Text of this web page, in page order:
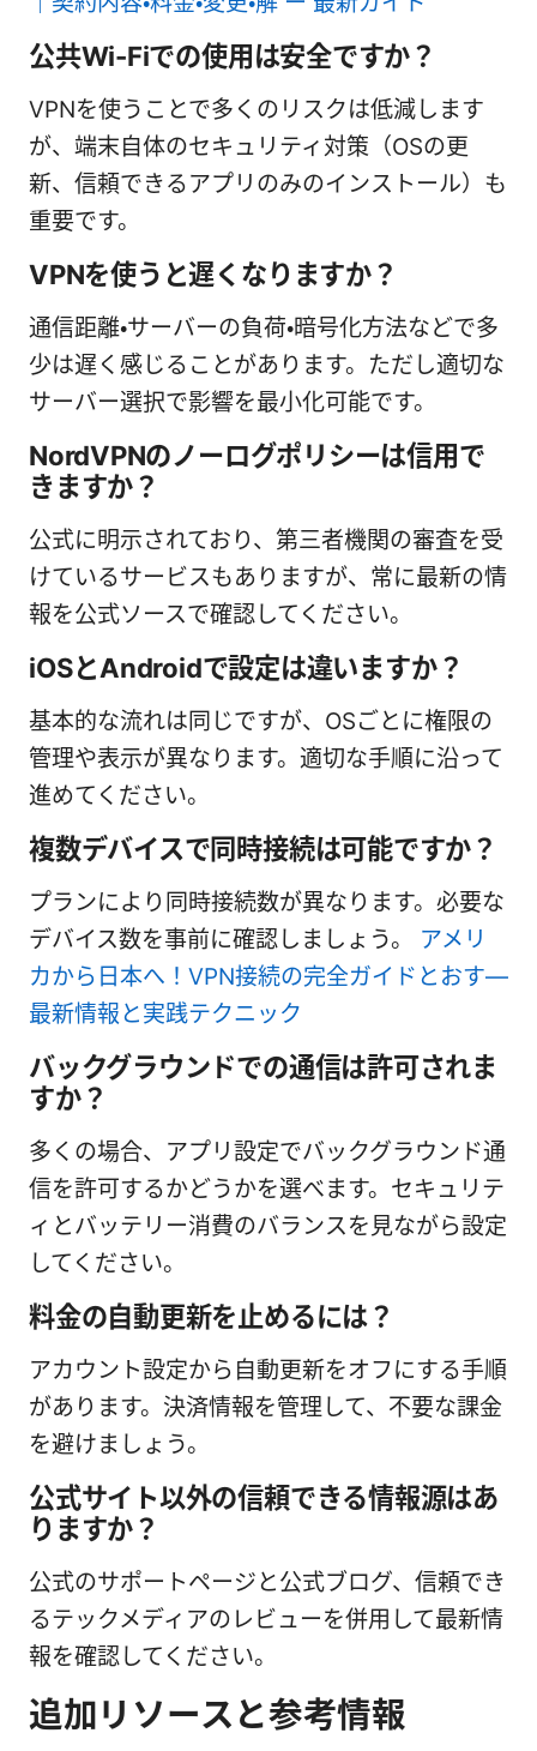
公共Wi-Fiでの使用は安全ですか？
VPNを使うことで多くのリスクは低減します
が、端末自体のセキュリティ対策（OSの更
新、信頼できるアプリのみのインストール）も
重要です。
VPNを使うと遅くなりますか？
通信距離・サーバーの負荷・暗号化方法などで多
少は遅く感じることがあります。ただし適切な
サーバー選択で影響を最小化可能です。
NordVPNのノーログポリシーは信用で
きますか？
公式に明示されており、第三者機関の審査を受
けているサービスもありますが、常に最新の情
報を公式ソースで確認してください。
iOSとAndroidで設定は違いますか？
基本的な流れは同じですが、OSごとに権限の
管理や表示が異なります。適切な手順に沿って
進めてください。
複数デバイスで同時接続は可能ですか？
プランにより同時接続数が異なります。必要な
デバイス数を事前に確認しましょう。 アメリ
カから日本へ！VPN接続の完全ガイドとおす—
最新情報と実践テクニック
バックグラウンドでの通信は許可されま
すか？
多くの場合、アプリ設定でバックグラウンド通
信を許可するかどうかを選べます。セキュリテ
ィとバッテリー消費のバランスを見ながら設定
してください。
料金の自動更新を止めるには？
アカウント設定から自動更新をオフにする手順
があります。決済情報を管理して、不要な課金
を避けましょう。
公式サイト以外の信頼できる情報源はあ
りますか？
公式のサポートページと公式ブログ、信頼でき
るテックメディアのレビューを併用して最新情
報を確認してください。
追加リソースと参考情報